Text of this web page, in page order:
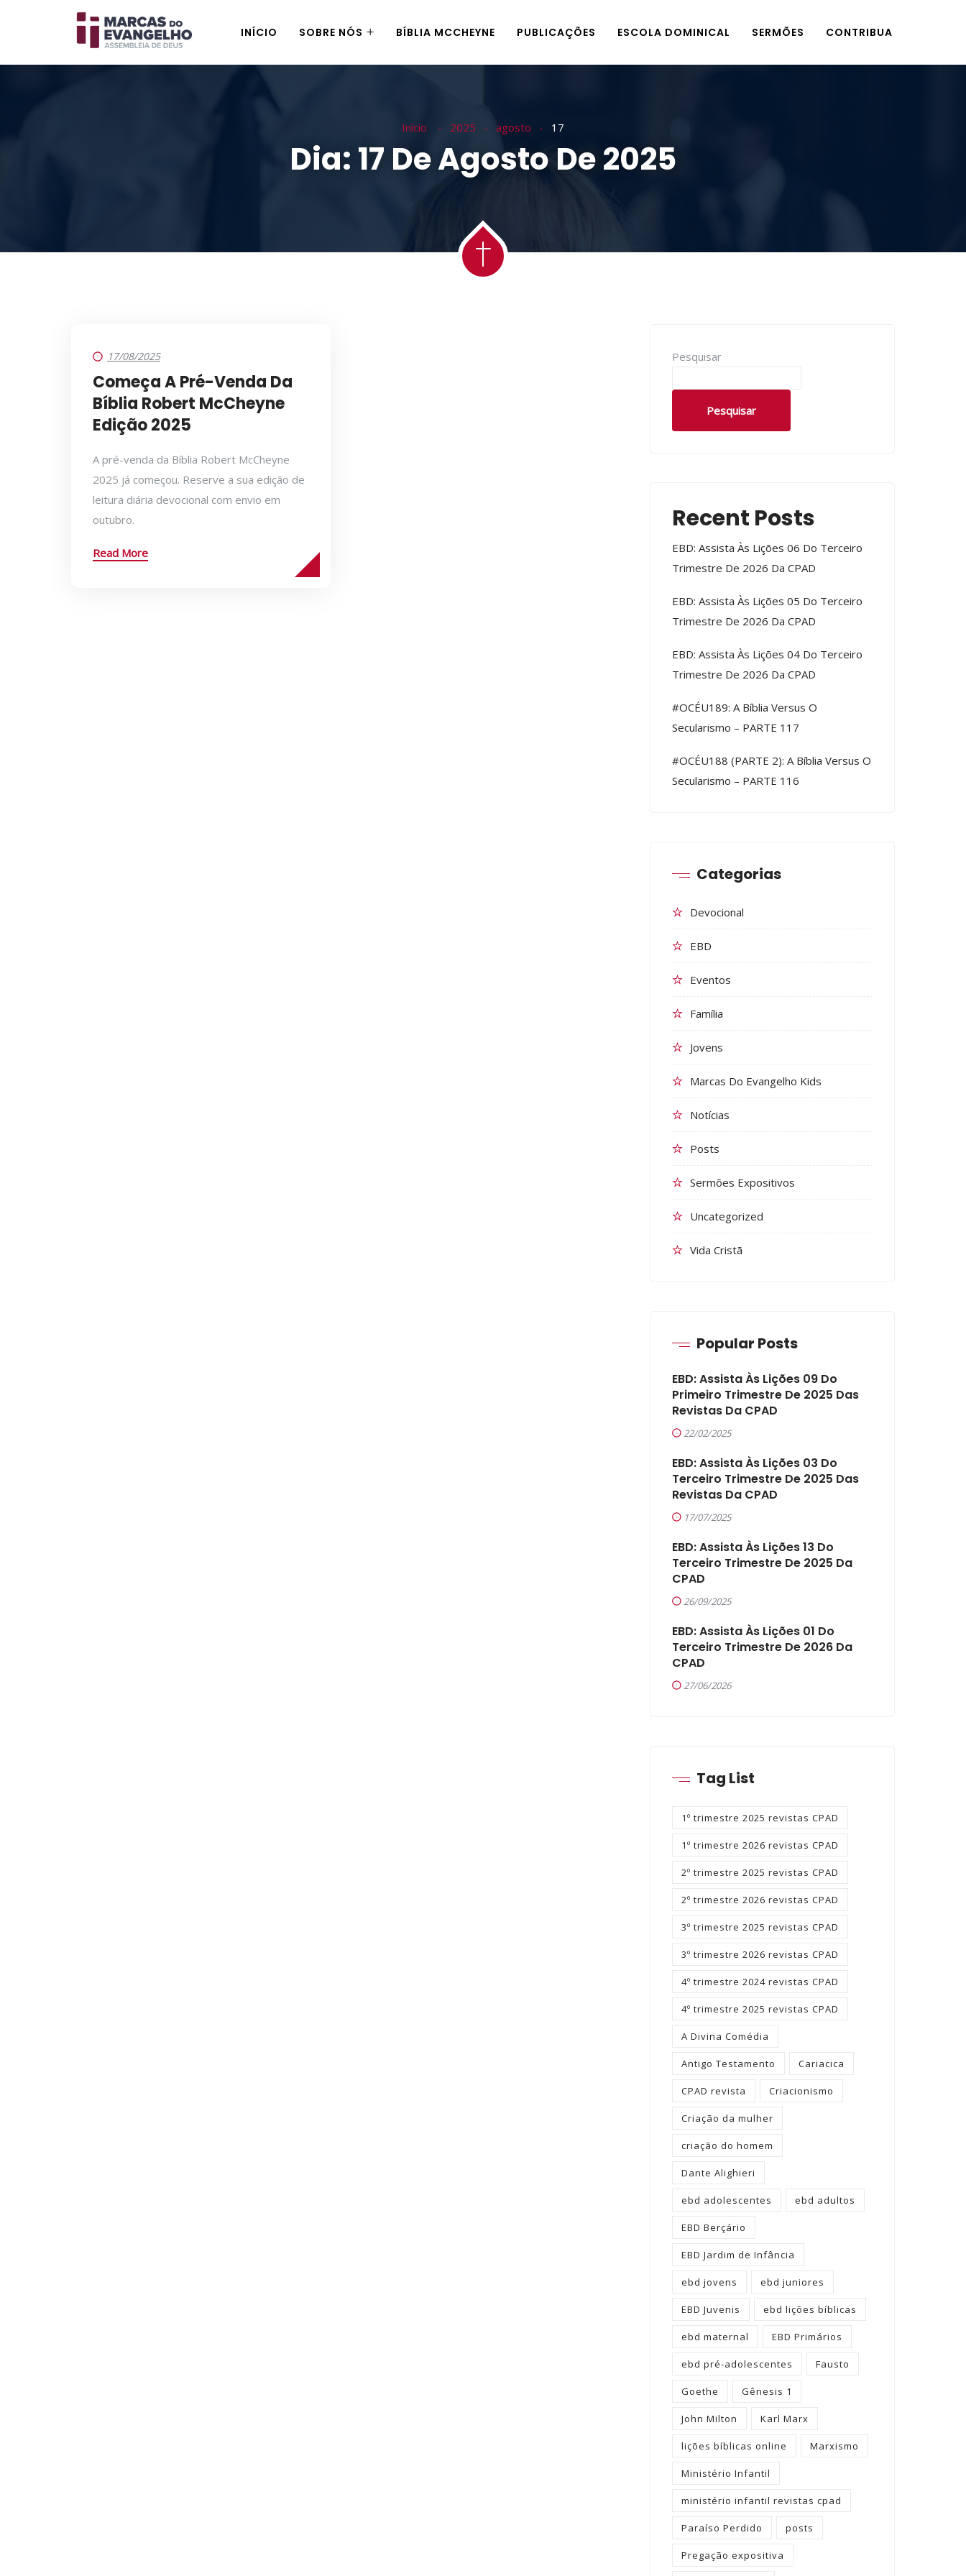
INÍCIO SOBRE NÓS BÍBLIA MCCHEYNE PUBLICAÇÕES ESCOLA DOMINICAL SERMÕES CONTRIBUA
Início 2025 agosto 17
Dia: 17 De Agosto De 2025
17/08/2025
Começa A Pré-Venda Da
Bíblia Robert McCheyne
Edição 2025
A pré-venda da Bíblia Robert McCheyne
2025 já começou. Reserve a sua edição de
leitura diária devocional com envio em
outubro.
Read More
Pesquisar
Pesquisar
Recent Posts
EBD: Assista Às Lições 06 Do Terceiro
Trimestre De 2026 Da CPAD
EBD: Assista Às Lições 05 Do Terceiro
Trimestre De 2026 Da CPAD
EBD: Assista Às Lições 04 Do Terceiro
Trimestre De 2026 Da CPAD
#OCÉU189: A Bíblia Versus O
Secularismo – PARTE 117
#OCÉU188 (PARTE 2): A Bíblia Versus O
Secularismo – PARTE 116
Categorias
Devocional
EBD
Eventos
Família
Jovens
Marcas Do Evangelho Kids
Notícias
Posts
Sermões Expositivos
Uncategorized
Vida Cristã
Popular Posts
EBD: Assista Às Lições 09 Do
Primeiro Trimestre De 2025 Das
Revistas Da CPAD
22/02/2025
EBD: Assista Às Lições 03 Do
Terceiro Trimestre De 2025 Das
Revistas Da CPAD
17/07/2025
EBD: Assista Às Lições 13 Do
Terceiro Trimestre De 2025 Da
CPAD
26/09/2025
EBD: Assista Às Lições 01 Do
Terceiro Trimestre De 2026 Da
CPAD
27/06/2026
Tag List
1º trimestre 2025 revistas CPAD
1º trimestre 2026 revistas CPAD
2º trimestre 2025 revistas CPAD
2º trimestre 2026 revistas CPAD
3º trimestre 2025 revistas CPAD
3º trimestre 2026 revistas CPAD
4º trimestre 2024 revistas CPAD
4º trimestre 2025 revistas CPAD
A Divina Comédia
Antigo Testamento Cariacica
CPAD revista Criacionismo
Criação da mulher
criação do homem
Dante Alighieri
ebd adolescentes ebd adultos
EBD Berçário
EBD Jardim de Infância
ebd jovens ebd juniores
EBD Juvenis ebd lições bíblicas
ebd maternal EBD Primários
ebd pré-adolescentes Fausto
Goethe Gênesis 1
John Milton Karl Marx
lições bíblicas online Marxismo
Ministério Infantil
ministério infantil revistas cpad
Paraíso Perdido posts
Pregação expositiva